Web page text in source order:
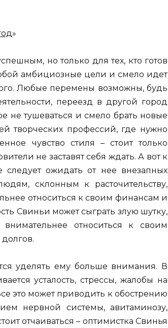
»
но только для тех, кто готов
амбициозные цели и смело идет
Любые перемены возможны, будь
переезд в другой город
не тушеваться и смело брать новые
творческих профессий, где нужно
чувство стиля – стоит только
не заставят себя ждать. А вот к
следует ожидать от нее внезапных
склонным к расточительству,
относиться к своим финансам и
Свиньи может сыграть злую шутку,
относиться к своим
уделять ему больше внимания. В
усталость, стрессы, жалобы на
это может приводить к обострению
нервной системы, авитаминозу,
отчаиваться – оптимистка Свинья